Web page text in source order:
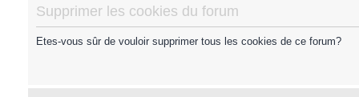
Supprimer les cookies du forum
Etes-vous sûr de vouloir supprimer tous les cookies de ce forum?